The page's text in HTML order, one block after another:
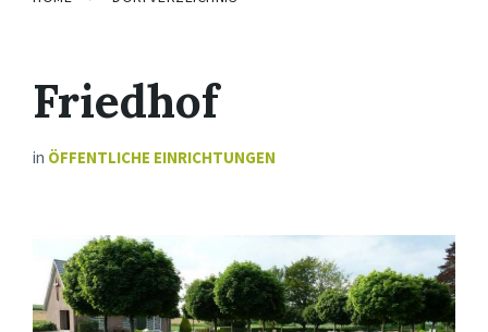
Friedhof
in ÖFFENTLICHE EINRICHTUNGEN